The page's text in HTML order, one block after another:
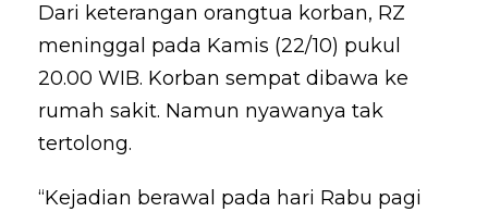
Dari keterangan orangtua korban, RZ
meninggal pada Kamis (22/10) pukul
20.00 WIB. Korban sempat dibawa ke
rumah sakit. Namun nyawanya tak
tertolong.
“Kejadian berawal pada hari Rabu pagi